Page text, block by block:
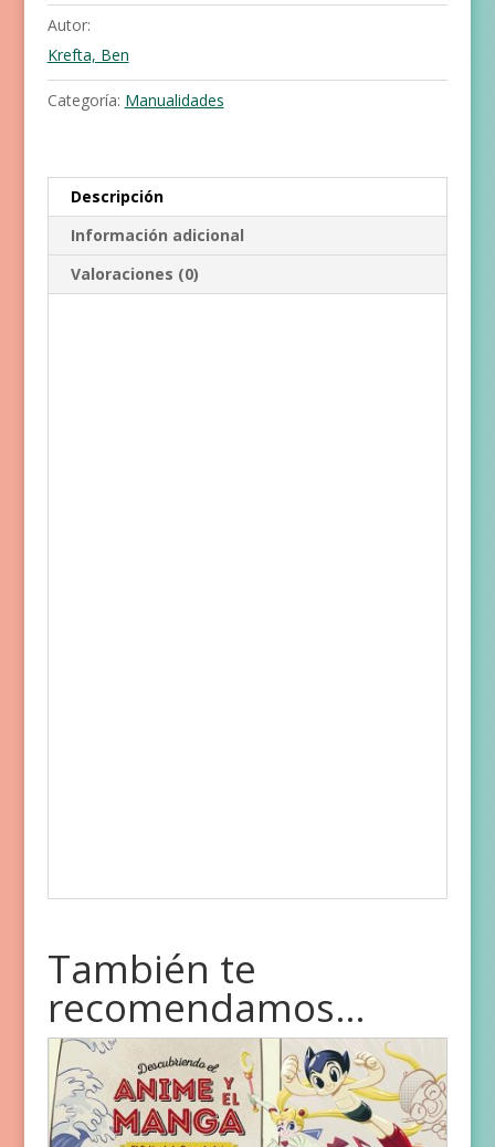
para
dibujar
manga
Autor:
Krefta, Ben
Categoría: Manualidades
Descripción
Información adicional
Valoraciones (0)
También te
recomendamos…